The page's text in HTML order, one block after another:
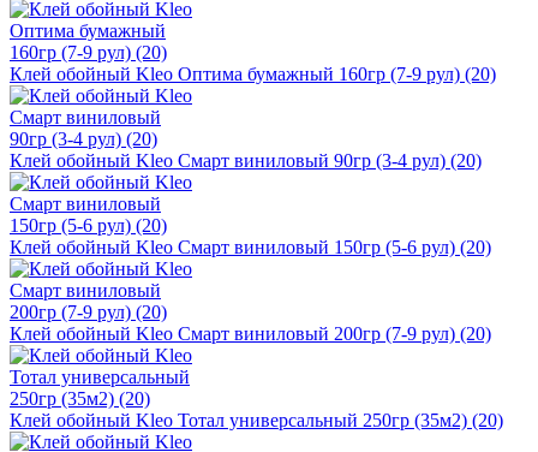
Клей обойный Kleo Оптима бумажный 160гр (7-9 рул) (20)
Клей обойный Kleo Смарт виниловый 90гр (3-4 рул) (20)
Клей обойный Kleo Смарт виниловый 150гр (5-6 рул) (20)
Клей обойный Kleo Смарт виниловый 200гр (7-9 рул) (20)
Клей обойный Kleo Тотал универсальный 250гр (35м2) (20)